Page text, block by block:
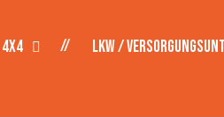
LKW /